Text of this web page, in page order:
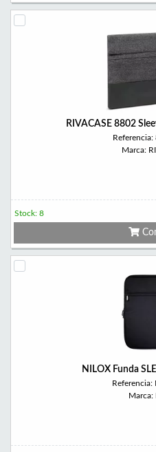
RIVACASE 8802
Marca:
Stock: 8
NILOX Funda
Referencia:
Marca: